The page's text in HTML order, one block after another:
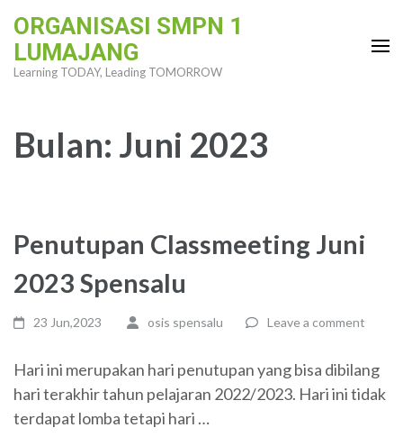
content
ORGANISASI SMPN 1
LUMAJANG
Learning TODAY, Leading TOMORROW
Bulan: Juni 2023
Penutupan Classmeeting Juni
2023 Spensalu
23 Jun,2023 osis spensalu Leave a comment
Hari ini merupakan hari penutupan yang bisa dibilang
hari terakhir tahun pelajaran 2022/2023. Hari ini tidak
terdapat lomba tetapi hari …